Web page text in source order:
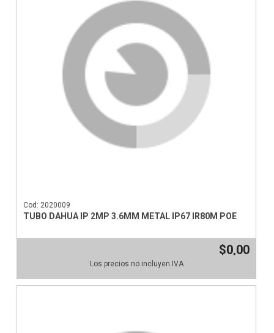
Cod: 2020009
TUBO DAHUA IP 2MP 3.6MM METAL IP67 IR80M POE
$0,00
Los precios no incluyen IVA